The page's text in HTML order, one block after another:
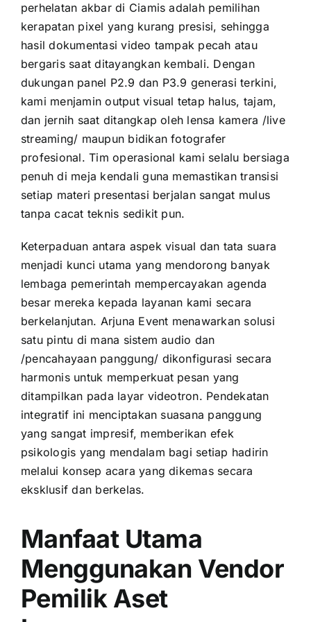
perhelatan akbar di Ciamis adalah pemilihan
kerapatan pixel yang kurang presisi, sehingga
hasil dokumentasi video tampak pecah atau
bergaris saat ditayangkan kembali. Dengan
dukungan panel P2.9 dan P3.9 generasi terkini,
kami menjamin output visual tetap halus, tajam,
dan jernih saat ditangkap oleh lensa kamera /live
streaming/ maupun bidikan fotografer
profesional. Tim operasional kami selalu bersiaga
penuh di meja kendali guna memastikan transisi
setiap materi presentasi berjalan sangat mulus
tanpa cacat teknis sedikit pun.
Keterpaduan antara aspek visual dan tata suara
menjadi kunci utama yang mendorong banyak
lembaga pemerintah mempercayakan agenda
besar mereka kepada layanan kami secara
berkelanjutan. Arjuna Event menawarkan solusi
satu pintu di mana sistem audio dan
/pencahayaan panggung/ dikonfigurasi secara
harmonis untuk memperkuat pesan yang
ditampilkan pada layar videotron. Pendekatan
integratif ini menciptakan suasana panggung
yang sangat impresif, memberikan efek
psikologis yang mendalam bagi setiap hadirin
melalui konsep acara yang dikemas secara
eksklusif dan berkelas.
Manfaat Utama
Menggunakan Vendor
Pemilik Aset